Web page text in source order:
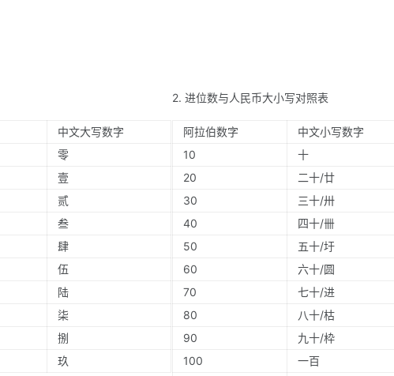
中文大写数字
零
壹
贰
叁
肆
伍
陆
柒
捌
玖
2. 进位数与人民币大小写对照表
阿拉伯数字 中文小写数字
10
十
20
二十/廿
30
三十/卅
40
四十/卌
50
五十/圩
60
六十/圆
70
七十/进
80
八十/枯
90
九十/枠
100
一百